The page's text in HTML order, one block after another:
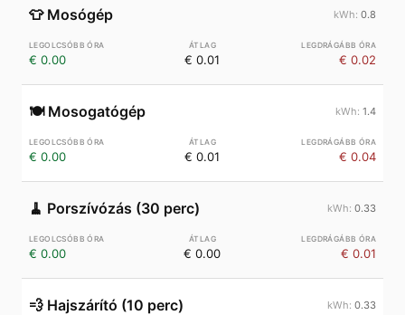
👕 Mosógép 0.8
€ 0.00 € 0.01 € 0.02
🍽️ Mosogatógép 1.4
€ 0.00 € 0.01 € 0.04
🧹 Porszívózás (30 perc) 0.33
€ 0.00 € 0.00 € 0.01
💨 Hajszárító (10 perc) 0.33